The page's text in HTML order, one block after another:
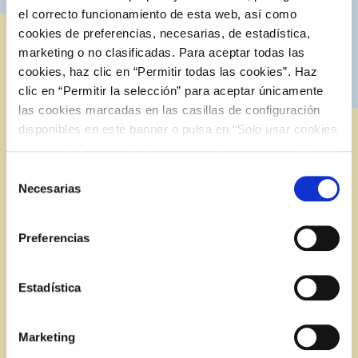
el correcto funcionamiento de esta web, así como
cookies de preferencias, necesarias, de estadística,
marketing o no clasificadas. Para aceptar todas las
cookies, haz clic en “Permitir todas las cookies”. Haz
clic en “Permitir la selección” para aceptar únicamente
las cookies marcadas en las casillas de configuración
disponibles en este banner o pulsa en “Solo usar cookies
Necesarias
Preferencias
Estadística
Marketing
Energía final
0,9%
Respecto al
2023
Intercambios internacionales
10.177 GWh
internacionales